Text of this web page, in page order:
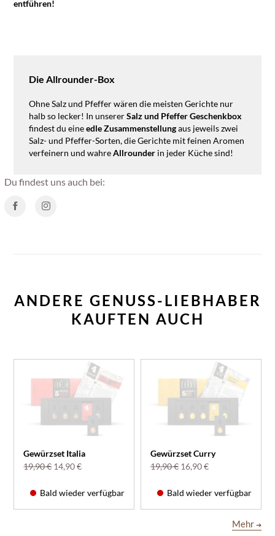
entführen!
Die Allrounder-Box
Ohne Salz und Pfeffer wären die meisten Gerichte nur
halb so lecker! In unsererSalz und Pfeffer Geschenkbox
findest du eineedle Zusammenstellungaus jeweils zwei
Salz- und Pfeffer-Sorten, die Gerichte mit feinen Aromen
verfeinern und wahreAllrounder in jeder Küche sind!
Du findest uns auch bei:
ANDERE GENUSS-LIEBHABER
KAUFTEN AUCH
Gewürzset Italia
19,90 €14,90 €
Bald wieder verfügbar
Gewürzset Curry
19,90 € 16,90 €
Bald wieder verfügbar
Mehr ➔